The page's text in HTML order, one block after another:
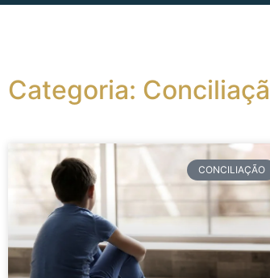
Categoria:
CONCILIAÇÃO